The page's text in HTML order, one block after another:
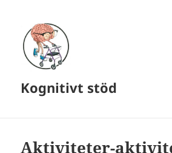
Kognitivt stöd
Aktiviteter-